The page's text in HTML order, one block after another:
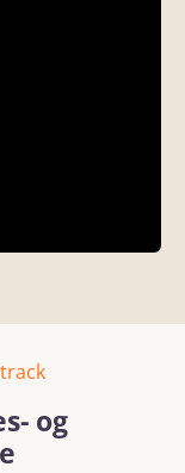
og